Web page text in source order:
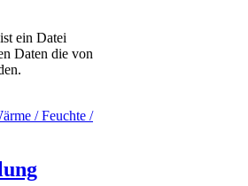
ein Datei
Daten die von
/ Feuchte /